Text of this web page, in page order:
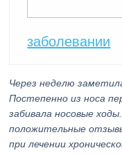
заболевании
Через неделю
Постепенно из носа
забивала носовые
положительные
при лечении